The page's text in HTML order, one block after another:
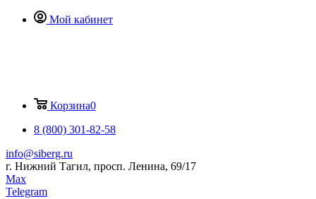
Мой кабинет
Корзина0
8 (800) 301-82-58
info@siberg.ru
г. Нижний Тагил, просп. Ленина, 69/17
Max
Telegram